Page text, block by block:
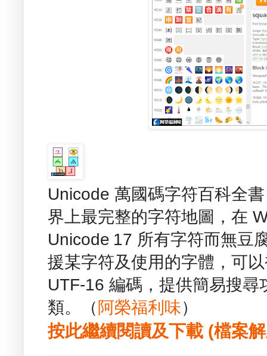
Unicode 萬國碼字符百科全
界上最完整的字符地圖，在
Unicode 17 所有字符而無豆
援某字符及使用的字體，可
UTF‑16 編碼，提供簡易搜
類。（ 阿榮福利味）
按此繼續閱讀及下載 (檔案